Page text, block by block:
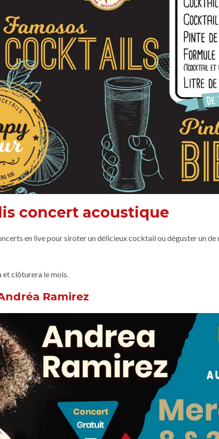
concert acoustique
en live pour siroter un délicieux cocktail ou déguster un
et clôturera le mois.
Ramirez